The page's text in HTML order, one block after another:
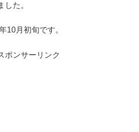
した。
10月初旬です。
ポンサーリンク